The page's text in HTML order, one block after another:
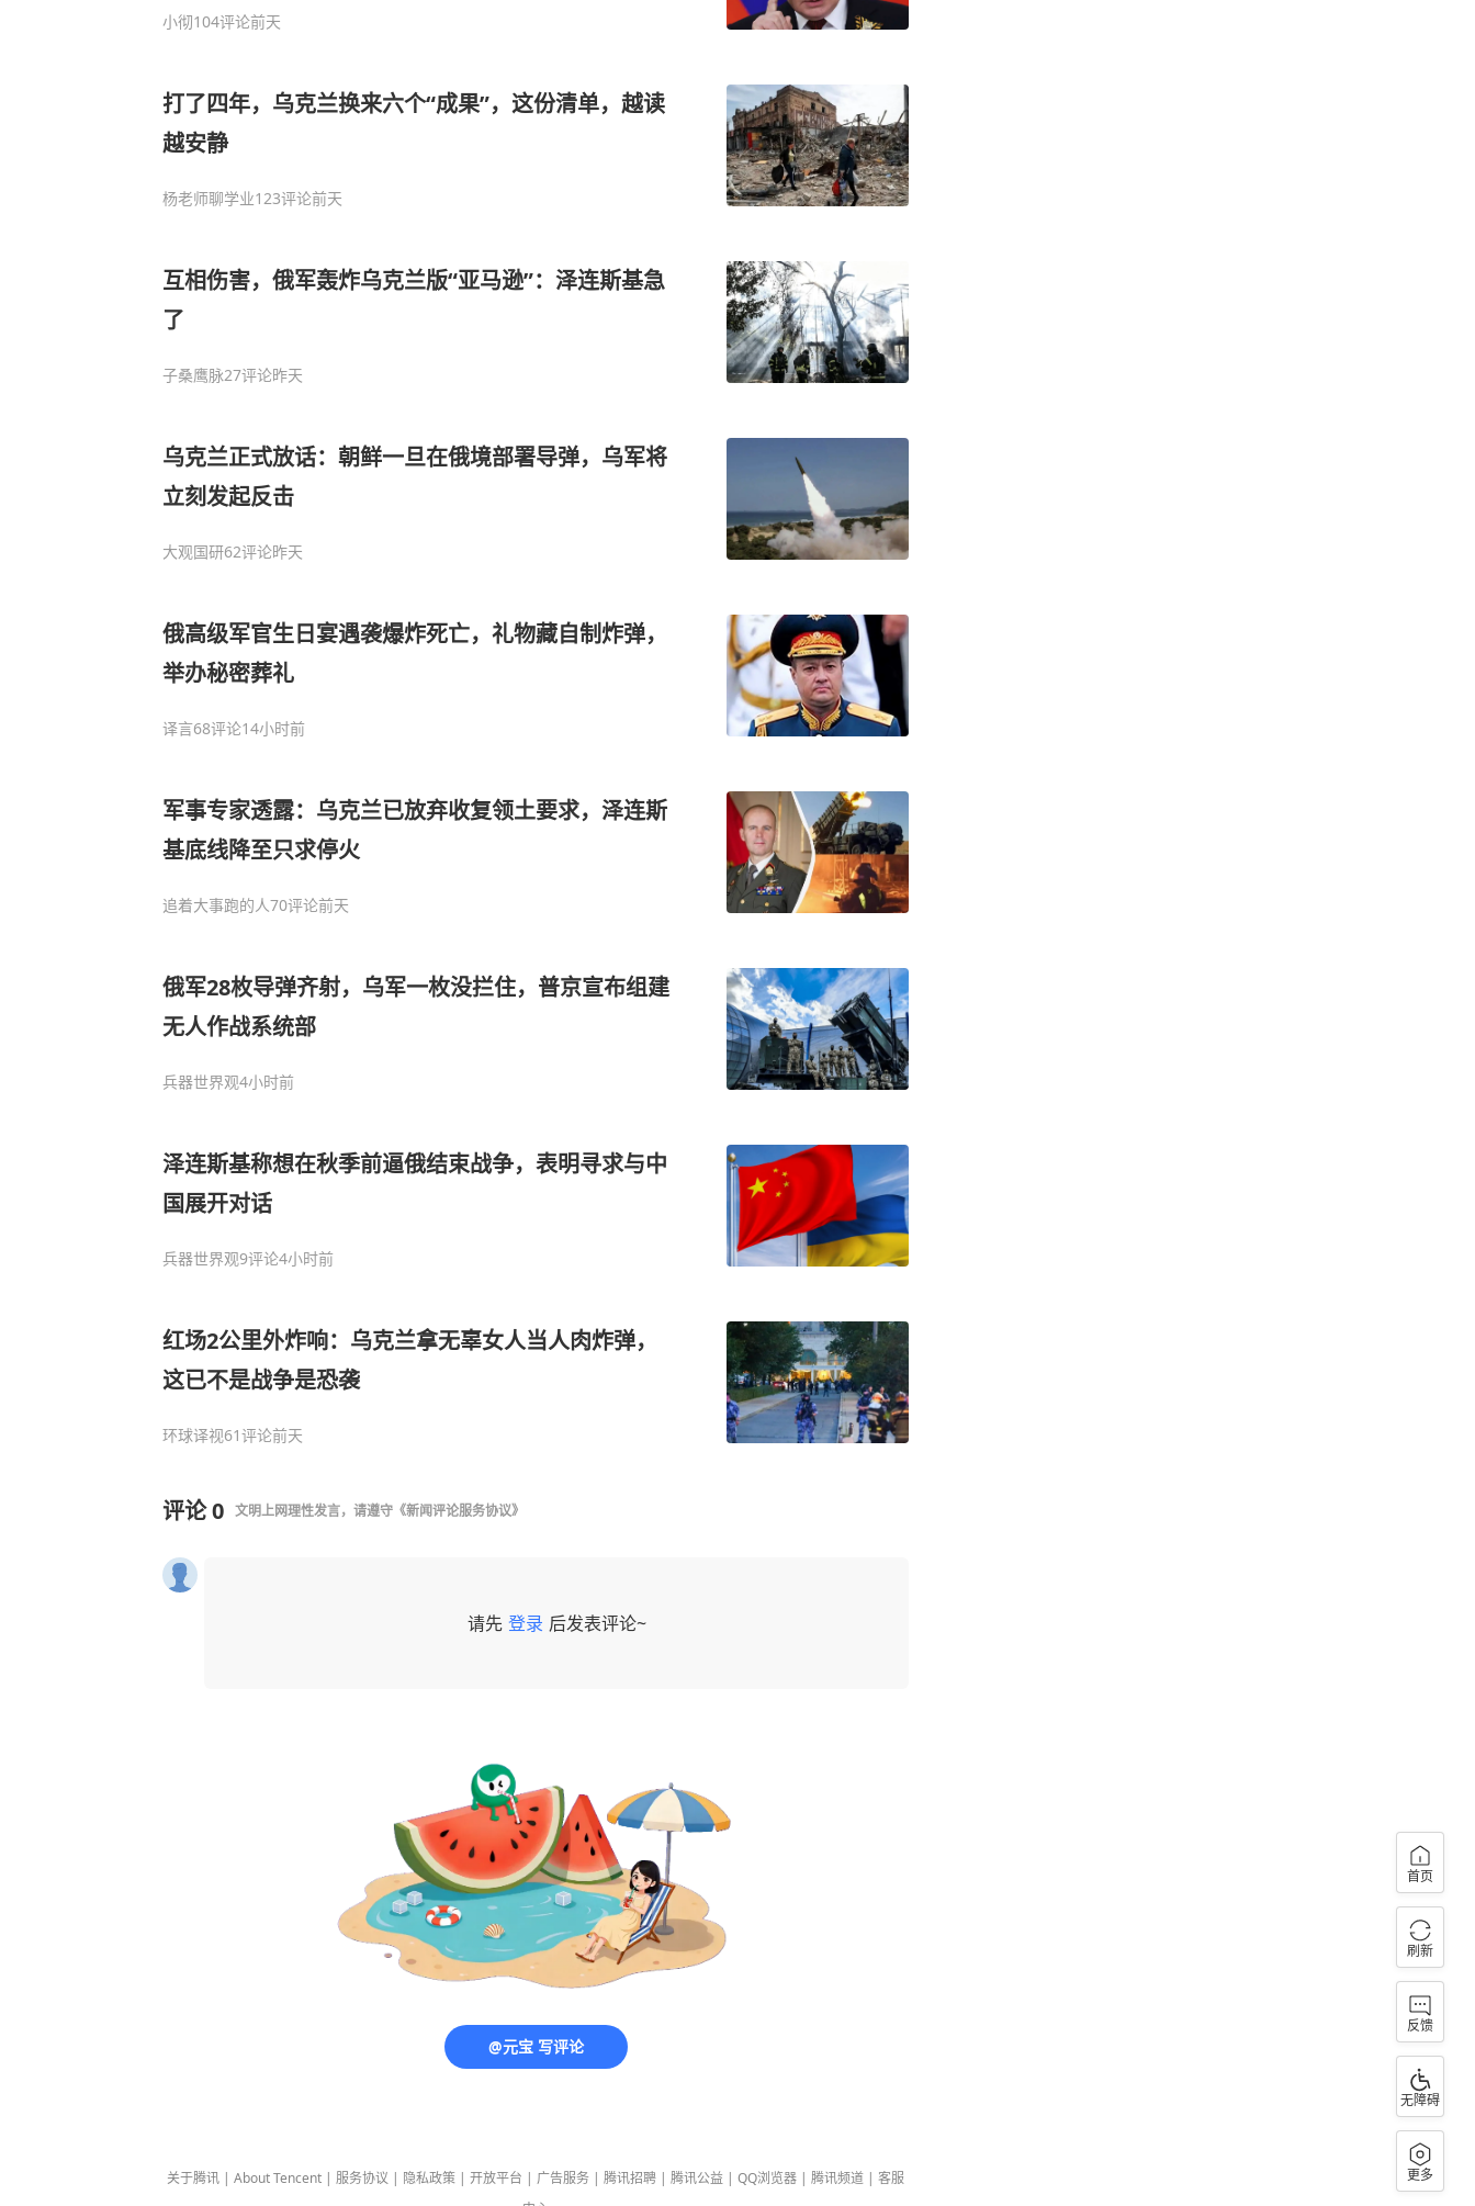
小彻104评论前天
打了四年，乌克兰换来六个“成果”，这份清单，越读
越安静
杨老师聊学业123评论前天
互相伤害，俄军轰炸乌克兰版“亚马逊”：泽连斯基急
了
子桑鹰脉27评论昨天
乌克兰正式放话：朝鲜一旦在俄境部署导弹，乌军将
立刻发起反击
大观国研62评论昨天
俄高级军官生日宴遇袭爆炸死亡，礼物藏自制炸弹，
举办秘密葬礼
译言68评论14小时前
军事专家透露：乌克兰已放弃收复领土要求，泽连斯
基底线降至只求停火
追着大事跑的人70评论前天
俄军28枚导弹齐射，乌军一枚没拦住，普京宣布组建
无人作战系统部
兵器世界观4小时前
泽连斯基称想在秋季前逼俄结束战争，表明寻求与中
国展开对话
兵器世界观9评论4小时前
红场2公里外炸响：乌克兰拿无辜女人当人肉炸弹，
这已不是战争是恐袭
环球译视61评论前天
评论0 文明上网理性发言，请遵守 《新闻评论服务协议》
请先 登录 后发表评论~
@元宝 写评论
关于腾讯 | About Tencent | 服务协议 | 隐私政策 | 开放平台 | 广告服务 | 腾讯招聘 | 腾讯公益 | QQ浏览器 | 腾讯频道 | 客服
首页
刷新
反馈
无障碍
更多